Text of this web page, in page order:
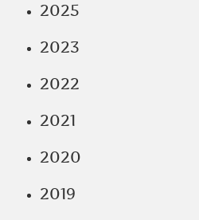
2025
2023
2022
2021
2020
2019